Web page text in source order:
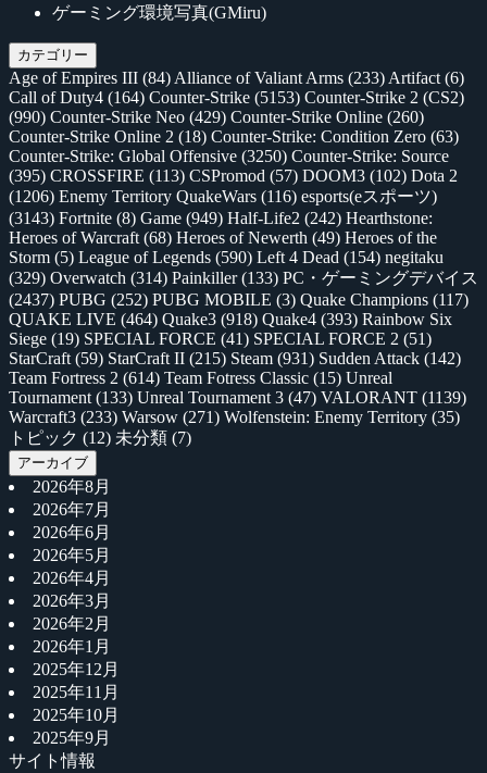
ゲーミング環境写真(GMiru)
カテゴリー
Age of Empires III (84) Alliance of Valiant Arms (233) Artifact (6)
Call of Duty4 (164) Counter-Strike (5153) Counter-Strike 2 (CS2)
(990) Counter-Strike Neo (429) Counter-Strike Online (260)
Counter-Strike Online 2 (18) Counter-Strike: Condition Zero (63)
Counter-Strike: Global Offensive (3250) Counter-Strike: Source
(395) CROSSFIRE (113) CSPromod (57) DOOM3 (102) Dota 2
(1206) Enemy Territory QuakeWars (116) esports(eスポーツ)
(3143) Fortnite (8) Game (949) Half-Life2 (242) Hearthstone:
Heroes of Warcraft (68) Heroes of Newerth (49) Heroes of the
Storm (5) League of Legends (590) Left 4 Dead (154) negitaku
(329) Overwatch (314) Painkiller(133) PC・ゲーミングデバイス
(2437) PUBG (252) PUBG MOBILE (3) Quake Champions (117)
QUAKE LIVE (464) Quake3 (918) Quake4 (393) Rainbow Six
Siege (19) SPECIAL FORCE (41) SPECIAL FORCE 2 (51)
StarCraft (59) StarCraft II (215) Steam (931) Sudden Attack (142)
Team Fortress 2 (614) Team Fotress Classic (15) Unreal
Tournament (133) Unreal Tournament 3 (47) VALORANT (1139)
Warcraft3 (233) Warsow (271) Wolfenstein: Enemy Territory (35)
トピック (12) 未分類 (7)
アーカイブ
2026年8月
2026年7月
2026年6月
2026年5月
2026年4月
2026年3月
2026年2月
2026年1月
2025年12月
2025年11月
2025年10月
2025年9月
サイト情報